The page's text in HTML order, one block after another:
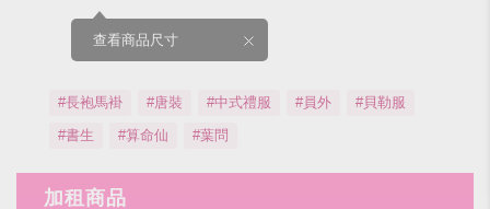
查看商品尺寸
#長袍馬褂 #唐裝 #中式禮服 #員外
#貝勒服
#書生
#算命仙 #葉問
加租商品